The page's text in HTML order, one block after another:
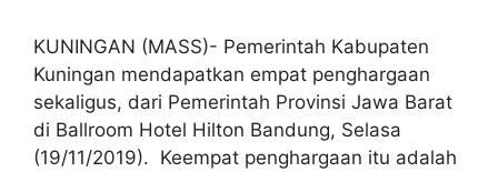
KUNINGAN (MASS)- Pemerintah Kabupaten
Kuningan mendapatkan empat penghargaan
sekaligus, dari Pemerintah Provinsi Jawa Barat
di Ballroom Hotel Hilton Bandung, Selasa
(19/11/2019). Keempat penghargaan itu adalah